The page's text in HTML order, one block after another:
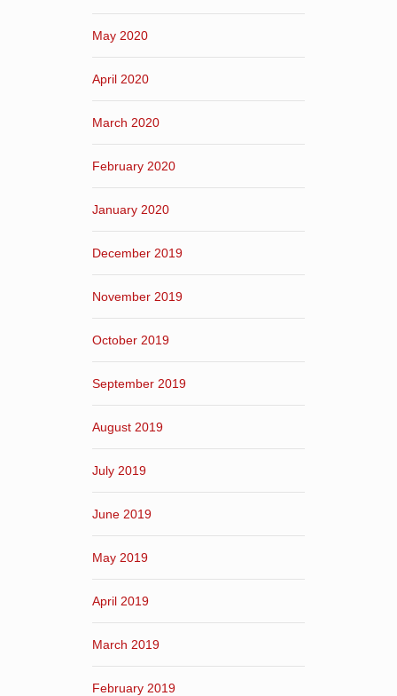
May 2020
April 2020
March 2020
February 2020
January 2020
December 2019
November 2019
October 2019
September 2019
August 2019
July 2019
June 2019
May 2019
April 2019
March 2019
February 2019